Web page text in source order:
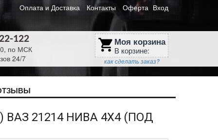
Оплата и Доставка Контакты Оферта Вход
122
по МСК
24/7
shopping_cart Моя корзина
В корзине:
как сделать заказ?
21214 НИВА 4Х4 (ПОД